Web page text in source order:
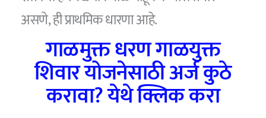
असणे, ही प्राथमिक धारणा आहे‌.
गाळमुक्त धरण गाळयुक्त
शिवार योजनेसाठी अर्ज कुठे
करावा? येथे क्लिक करा